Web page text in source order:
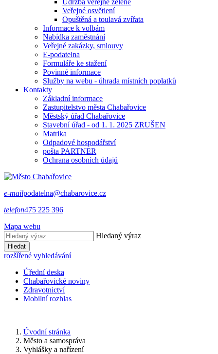
Údržba veřejné zeleně
Veřejné osvětlení
Opuštěná a toulavá zvířata
Informace k volbám
Nabídka zaměstnání
Veřejné zakázky, smlouvy
E-podatelna
Formuláře ke stažení
Povinné informace
Služby na webu - úhrada místních poplatků
Kontakty
Základní informace
Zastupitelstvo města Chabařovice
Městský úřad Chabařovice
Stavební úřad - od 1. 1. 2025 ZRUŠEN
Matrika
Odpadové hospodářství
pošta PARTNER
Ochrana osobních údajů
e-mailpodatelna@chabarovice.cz
telefon475 225 396
Mapa webu
Hledaný výraz
Hledat
rozšířené vyhledávání
Úřední deska
Chabařovické noviny
Zdravotnictví
Mobilní rozhlas
Úvodní stránka
Město a samospráva
Vyhlášky a nařízení